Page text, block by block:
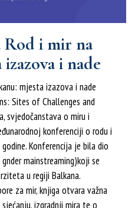
i mir na
i nade
mjesta izazova i nade
Sites of Challenges and
svjedočanstava o miru i
konferenciji o rodu i
Konferencija je bila dio
mainstreaming)koji se
u regiji Balkana.
za mir, knjiga otvara važna
izgradnji mira te o